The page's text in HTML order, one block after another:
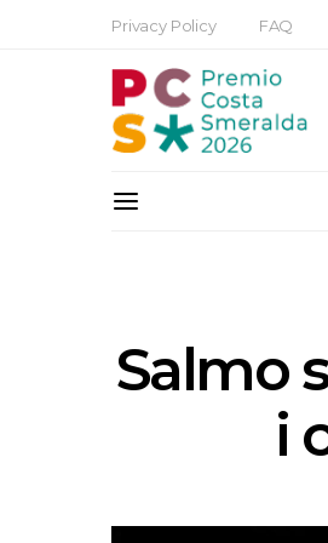
Privacy Policy FAQ
Salmo
i